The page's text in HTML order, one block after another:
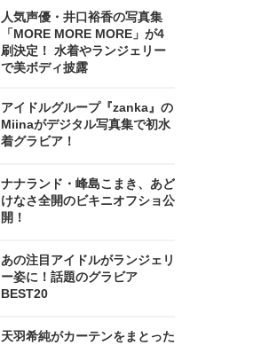
人気声優・井口裕香の写真集
「MORE MORE MORE」が4
刷決定！ 水着やランジェリー
で美ボディ披露
アイドルグループ『zanka』の
Miinaがデジタル写真集で初水
着グラビア！
ナナランド・峰島こまき、あど
けなさ全開のビキニオフショ公
開！
あの注目アイドルがランジェリ
ー姿に！話題のグラビア
BEST20
天羽希純がカーテンをまとった